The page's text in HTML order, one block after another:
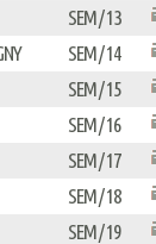
SEM / 13
SEM / 14
SEM / 15
SEM / 16
SEM / 17
SEM / 18
SEM / 19